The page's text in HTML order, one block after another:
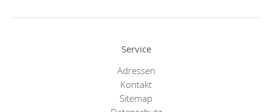
Service
Adressen
Kontakt
Sitemap